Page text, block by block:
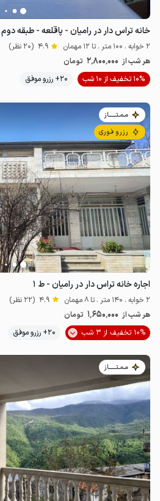
2.8میلیون ت 4.9
خانه تراس دار در رامیان - پاقلعه - طبقه دوم
2 خوابه . 100 متر . تا 12 مهمان 4.9 (20 نظر)
هر شب از 2٬800٬000 تومان
10% تخفیف از 10 شب
20+ رزرو موفق
مـمـتــــــاز
رزرو فوری
اجاره خانه تراس دار در رامیان - ط ۱
2 خوابه . 140 متر . تا 8 مهمان 4.9 (22 نظر)
هر شب از 1٬650٬000 تومان
10% تخفیف از 3 شب
20+ رزرو موفق
مـمـتــــــاز